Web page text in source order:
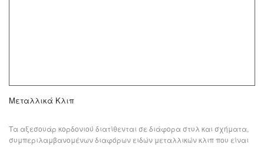
Μεταλλικά Κλιπ
Τα αξεσουάρ κορδονιού διατίθενται σε διάφορα στυλ και σχήματα,
συμπεριλαμβανομένων διαφόρων ειδών μεταλλικών κλιπ που είναι